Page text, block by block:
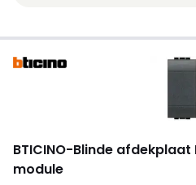
BTICINO-Blinde afdekplaat
module